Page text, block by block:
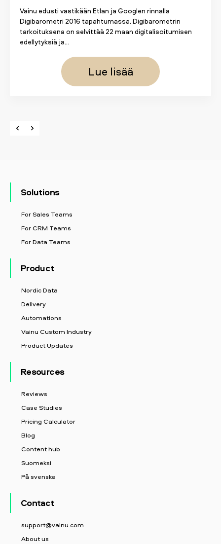
Vainu edusti vastikään Etlan ja Googlen rinnalla
Digibarometri 2016 tapahtumassa. Digibarometrin
tarkoituksena on selvittää 22 maan digitalisoitumisen
edellytyksiä ja...
Lue lisää
Solutions
For Sales Teams
For CRM Teams
For Data Teams
Product
Nordic Data
Delivery
Automations
Vainu Custom Industry
Product Updates
Resources
Reviews
Case Studies
Pricing Calculator
Blog
Content hub
Suomeksi
På svenska
Contact
support@vainu.com
About us